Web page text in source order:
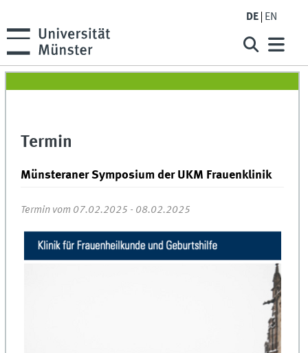
DE EN
Termin
Münsteraner Symposium der UKM Frauenklinik
Termin vom 07.02.2025 - 08.02.2025